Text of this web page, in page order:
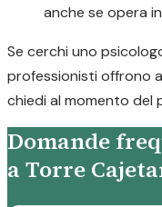
anche se opera
Se cerchi uno
professionisti offrono
chiedi al momento del
Domande
a Torre